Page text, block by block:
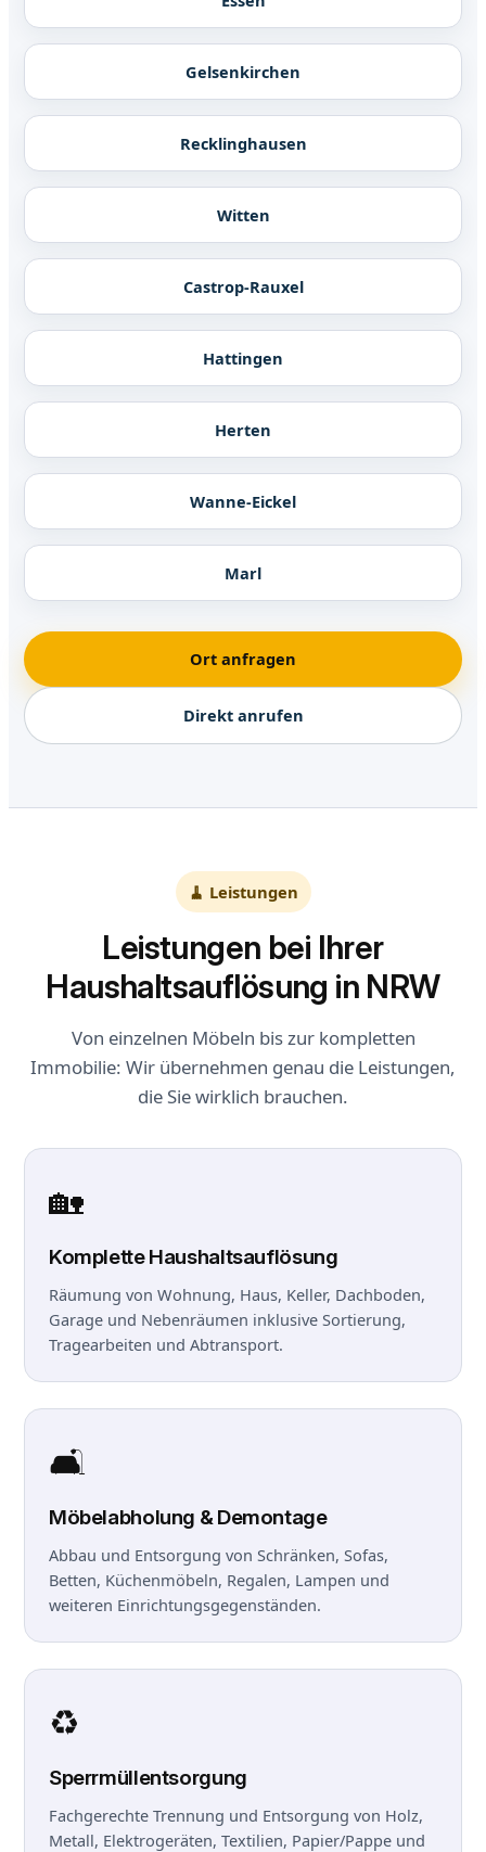
Gelsenkirchen
Recklinghausen
Witten
Castrop-Rauxel
Hattingen
Herten
Wanne-Eickel
Marl
Ort anfragen
Direkt anrufen
🧹 Leistungen
Leistungen bei Ihrer
Haushaltsauflösung in NRW
Von einzelnen Möbeln bis zur kompletten
Immobilie: Wir übernehmen genau die Leistungen,
die Sie wirklich brauchen.
🏡
Komplette Haushaltsauflösung
Räumung von Wohnung, Haus, Keller, Dachboden,
Garage und Nebenräumen inklusive Sortierung,
Tragearbeiten und Abtransport.
🛋️
Möbelabholung & Demontage
Abbau und Entsorgung von Schränken, Sofas,
Betten, Küchenmöbeln, Regalen, Lampen und
weiteren Einrichtungsgegenständen.
♻️
Sperrmüllentsorgung
Fachgerechte Trennung und Entsorgung von Holz,
Metall, Elektrogeräten, Textilien, Papier/Pappe und